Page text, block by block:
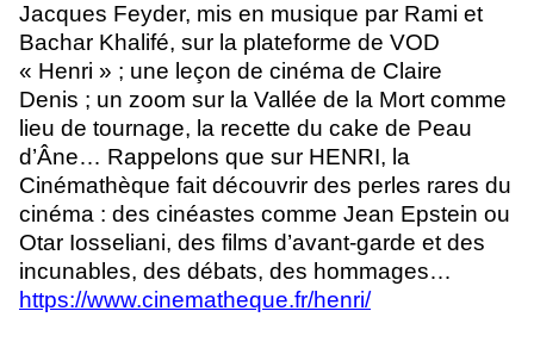
Jacques Feyder, mis en musique par Rami et
Bachar Khalifé, sur la plateforme de VOD
« Henri » ; une leçon de cinéma de Claire
Denis ; un zoom sur la Vallée de la Mort comme
lieu de tournage, la recette du cake de Peau
d’Âne… Rappelons que sur HENRI, la
Cinémathèque fait découvrir des perles rares du
cinéma : des cinéastes comme Jean Epstein ou
Otar Iosseliani, des films d’avant-garde et des
incunables, des débats, des hommages…
https://www.cinematheque.fr/henri/